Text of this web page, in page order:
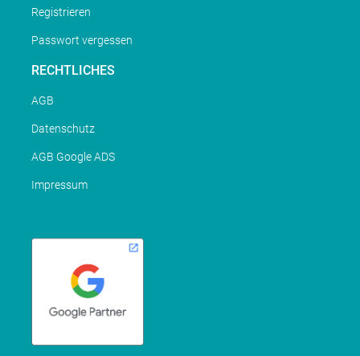
Registrieren
Passwort vergessen
RECHTLICHES
AGB
Datenschutz
AGB Google ADS
Impressum